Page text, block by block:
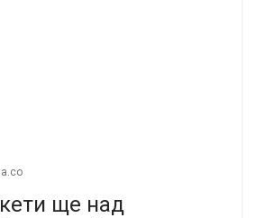
ще над